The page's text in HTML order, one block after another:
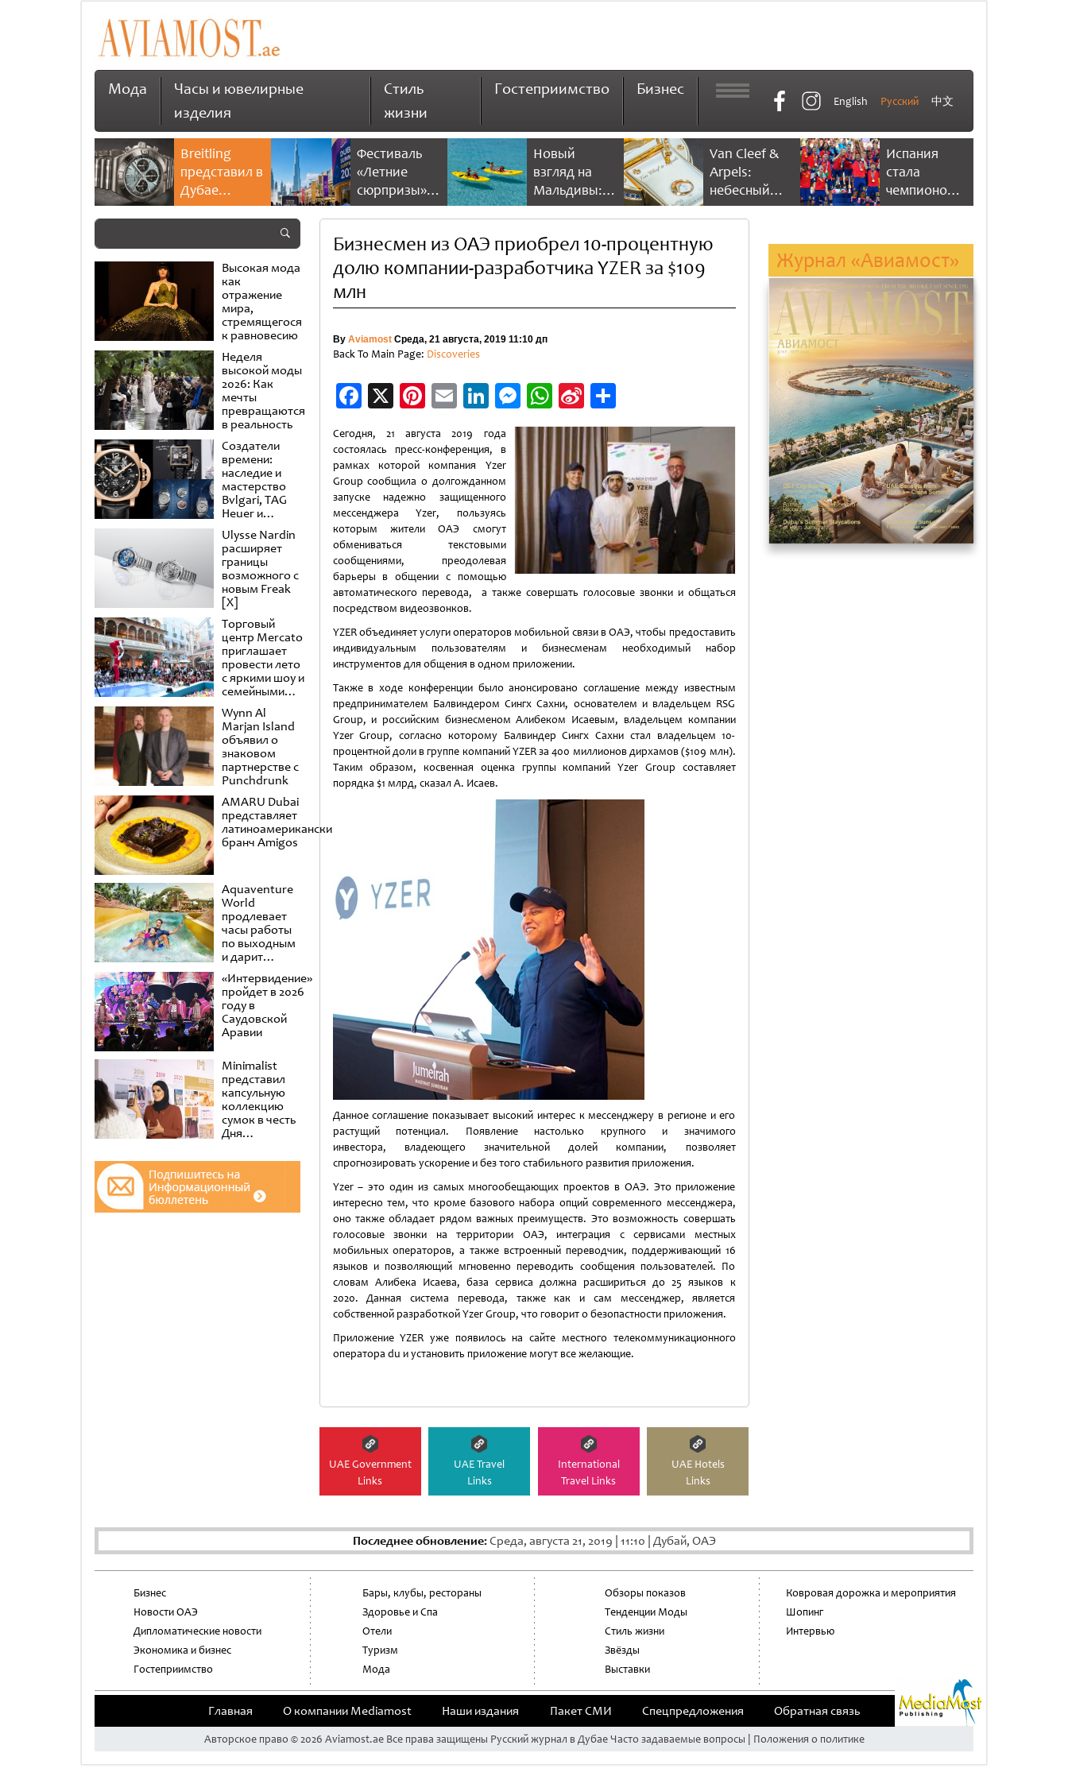
Мода
Часы и ювелирные
изделия
Стиль
жизни
Гостеприимство Бизнес
English Русский 中文
Breitling
представил в
Дубае
культовую
Chronomat
Фестиваль
«Летние
сюрпризы» в
Дубае 2026
больше
скидок и
Новый
взгляд на
Мальдивы:
NH Collection
Reethi Resort
Van Cleef &
Arpels:
небесный
танец
времени
Испания
стала
чемпионом
мира по
одержав
победу со
счетом 1:0
Высокая мода
как
отражение
мира,
стремящегося
к равновесию
Неделя
высокой моды
2026: Как
мечты
превращаются
в реальность
Создатели
времени:
наследие и
мастерство
Bvlgari, TAG
Heuer и
Panerai
Ulysse Nardin
расширяет
границы
возможного с
новым Freak
[X]
Торговый
центр Mercato
приглашает
провести лето
с яркими шоу и
семейными
развлечениями
Wynn Al
Marjan Island
объявил о
знаковом
партнерстве с
Punchdrunk
AMARU Dubai
представляет
латиноамериканский
бранч Amigos
Aquaventure
World
продлевает
часы работы
по выходным
и дарит
второй день в
подарок
«Интервидение»
пройдет в 2026
году в
Саудовской
Аравии
Minimalist
представил
капсульную
коллекцию
сумок в честь
Дня
женщин в
музее Al
Shindagha
Бизнесмен из ОАЭ приобрел 10-процентную
долю компании-разработчика YZER за $109
млн
By AviamostСреда, 21 августа, 2019 11:10 дп
Back To Main Page: Discoveries
Facebook
X Pinterest
EmailLinkedIn
Messenger
WhatsApp
Sina
Weibo
Отправить
Сегодня, 21 августа 2019 года
состоялась пресс-конференция, в
рамках которой компания Yzer
Group сообщила о долгожданном
запуске надежно защищенного
мессенджера Yzer, пользуясь
которым жители ОАЭ смогут
обмениваться текстовыми
сообщениями, преодолевая
барьеры в общении с помощью
автоматического перевода, а также совершать голосовые звонки и общаться
посредством видеозвонков.
YZER объединяет услуги операторов мобильной связи в ОАЭ, чтобы предоставить
индивидуальным пользователям и бизнесменам необходимый набор
инструментов для общения в одном приложении.
Также в ходе конференции было анонсировано соглашение между известным
предпринимателем Балвиндером Сингх Сахни, основателем и владельцем RSG
Group, и российским бизнесменом Алибеком Исаевым, владельцем компании
Yzer Group, согласно которому Балвиндер Сингх Сахни стал владельцем 10-
процентной доли в группе компаний YZER за 400 миллионов дирхамов ($109 млн).
Таким образом, косвенная оценка группы компаний Yzer Group составляет
порядка $1 млрд, сказал А. Исаев.
Данное соглашение показывает высокий интерес к мессенджеру в регионе и его
растущий потенциал. Появление настолько крупного и значимого
инвестора, владеющего значительной долей компании, позволяет
спрогнозировать ускорение и без того стабильного развития приложения.
Yzer – это один из самых многообещающих проектов в ОАЭ. Это приложение
интересно тем, что кроме базового набора опций современного мессенджера,
оно также обладает рядом важных преимуществ. Это возможность совершать
голосовые звонки на территории ОАЭ, интеграция с сервисами местных
мобильных операторов, а также встроенный переводчик, поддерживающий 16
языков и позволяющий мгновенно переводить сообщения пользователей. По
словам Алибека Исаева, база сервиса должна расшириться до 25 языков к
2020. Данная система перевода, также как и сам мессенджер, является
собственной разработкой Yzer Group, что говорит о безопастности приложения.
Приложение YZER уже появилось на сайте местного телекоммуникационного
оператора du и установить приложение могут все желающие.
UAE Government
Links
UAE Travel
Links
International
Travel Links
UAE Hotels
Links
Журнал «Авиамост»
Последнее обновление:Среда, августа 21, 2019 | 11:10 | Дубай, ОАЭ
Бизнес
Новости ОАЭ
Дипломатические новости
Экономика и бизнес
Гостеприимство
Бары, клубы, рестораны
Здоровье и Спа
Отели
Туризм
Мода
Обзоры показов
Тенденции Моды
Стиль жизни
Звёзды
Выставки
Ковровая дорожка и мероприятия
Шопинг
Интервью
Главная О компании Mediamost Наши издания Пакет СМИ Cпецпредложения Обратная связь
Aвторское право © 2026 Aviamost.ae Все права защищены Русский журнал в Дубае Часто задаваемые вопросы | Положения о политике